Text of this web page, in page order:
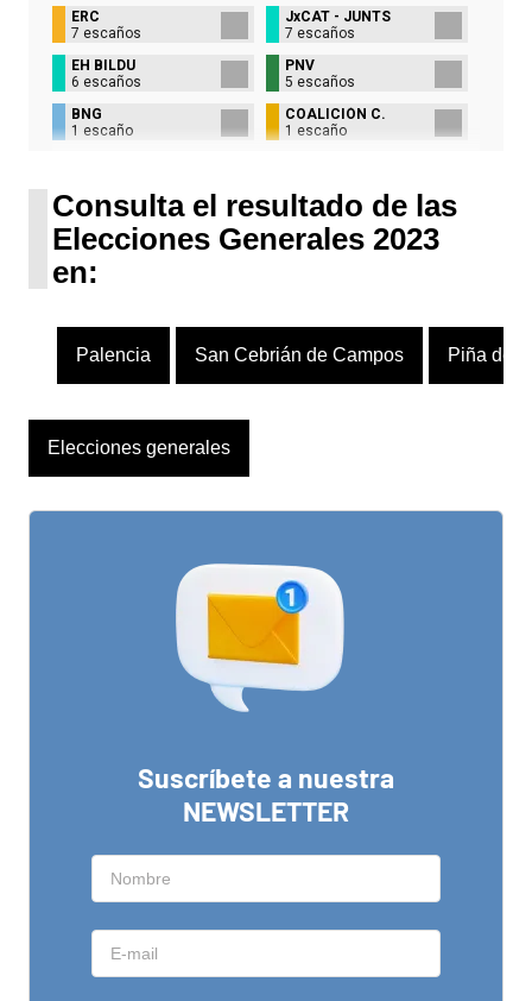
ERC
7 escaños
JxCAT - JUNTS
7 escaños
EH BILDU
6 escaños
PNV
5 escaños
BNG
1 escaño
COALICIÓN C.
1 escaño
Consulta el resultado de las
Elecciones Generales 2023
en:
Palencia San Cebrián de Campos Piña de
Elecciones generales
Suscríbete a nuestra
NEWSLETTER